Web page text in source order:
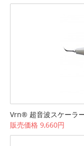
Vrn® 超音波スケーラ
販売価格 9,660円